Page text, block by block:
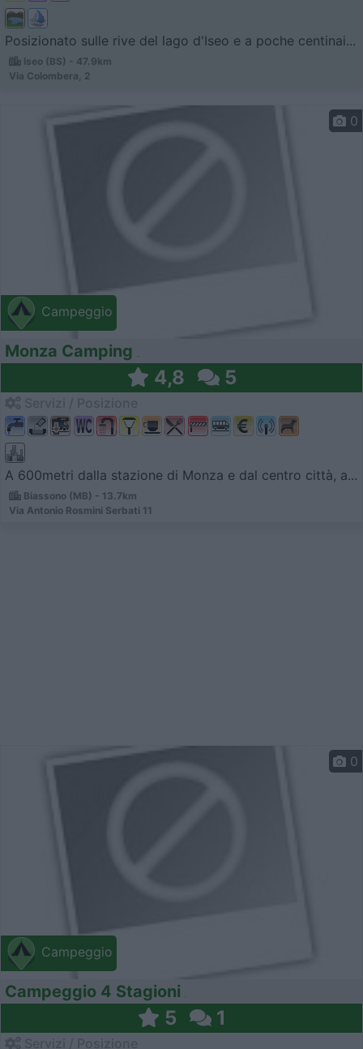
Posizionato sulle rive del lago d'Iseo e a poche centinai...
Iseo (BS) - 47.9km
Via Colombera, 2
Campeggio
0
Monza Camping
4,8 5
A 600metri dalla stazione di Monza e dal centro città, a...
Biassono (MB) - 13.7km
Via Antonio Rosmini Serbati 11
Campeggio
0
Campeggio 4 Stagioni
5 1